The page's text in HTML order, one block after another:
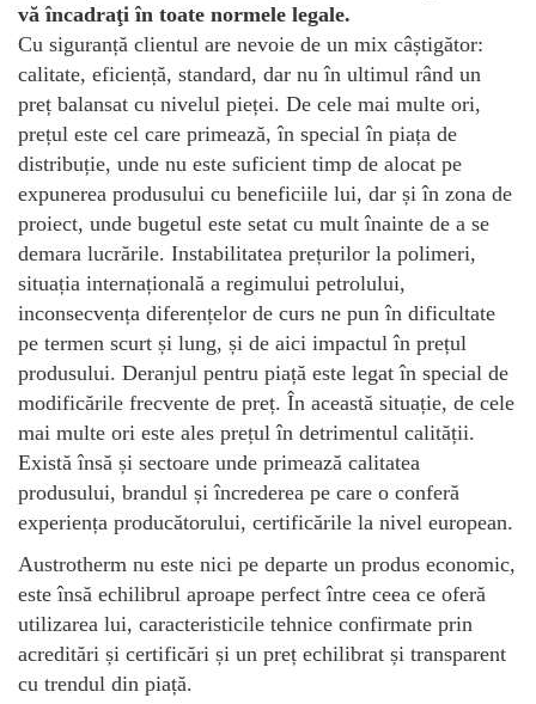
vă încadraţi în toate normele legale.
Cu siguranță clientul are nevoie de un mix câștigător:
calitate, eficiență, standard, dar nu în ultimul rând un
preț balansat cu nivelul pieței. De cele mai multe ori,
prețul este cel care primează, în special în piața de
distribuție, unde nu este suficient timp de alocat pe
expunerea produsului cu beneficiile lui, dar și în zona de
proiect, unde bugetul este setat cu mult înainte de a se
demara lucrările. Instabilitatea prețurilor la polimeri,
situația internațională a regimului petrolului,
inconsecvența diferențelor de curs ne pun în dificultate
pe termen scurt și lung, și de aici impactul în prețul
produsului. Deranjul pentru piață este legat în special de
modificările frecvente de preț. În această situație, de cele
mai multe ori este ales prețul în detrimentul calității.
Există însă și sectoare unde primează calitatea
produsului, brandul și încrederea pe care o conferă
experiența producătorului, certificările la nivel european.
Austrotherm nu este nici pe departe un produs economic,
este însă echilibrul aproape perfect între ceea ce oferă
utilizarea lui, caracteristicile tehnice confirmate prin
acreditări și certificări și un preț echilibrat și transparent
cu trendul din piață.